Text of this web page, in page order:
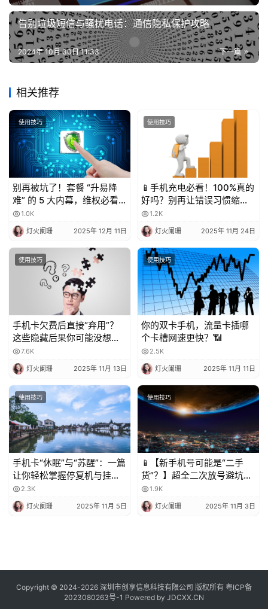
告别垃圾短信与骚扰电话：通信隐私保护攻略
下一篇
2024年 10月 30日 11:33
相关推荐
使用技巧
别再被坑了！套餐 “升易降
难” 的 5 大内幕，维权必看
💥1.0K
灯火阑珊 2025年 12月 11日
使用技巧
📱手机充电必看！100%真的
好吗？别再让错误习惯缩短
电池寿命！
1.2K
灯火阑珊 2025年 11月 24日
使用技巧
手机卡欠费后直接“弃用”？
这些隐藏后果你可能没想
到！
7.6K
灯火阑珊 2025年 11月 13日
使用技巧
你的双卡手机，流量卡插哪
个卡槽网速更快？📶
2.5K
灯火阑珊 2025年 11月 11日
使用技巧
手机卡“休眠”与“苏醒”：一篇
让你轻松掌握停复机与挂失
的科普指南
2.3K
灯火阑珊 2025年 11月 5日
使用技巧
📱【新手机号可能是“二手
货”？】超全二次放号避坑指
南，附完美处理攻略！✨
1.9K
灯火阑珊 2025年 11月 3日
Copyright © 2024-2026 深圳市创享信息科技有限公司 版权所有 粤ICP备
2023080263号-1 Powered by JDCXX.CN